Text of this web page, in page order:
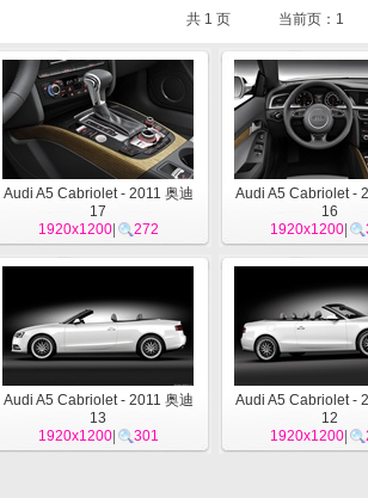
共 1 页 当前页： 1
Audi A5 Cabriolet - 2011 奥迪
17
1920x1200| 272
Audi A5 Cabriolet -
16
1920x1200|
Audi A5 Cabriolet - 2011 奥迪
13
1920x1200| 301
Audi A5 Cabriolet -
12
1920x1200|